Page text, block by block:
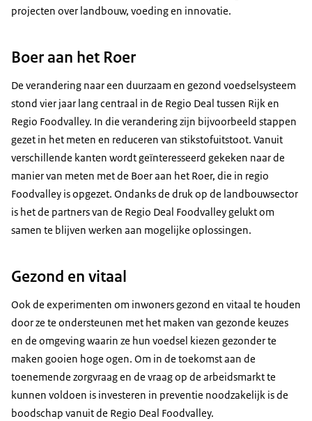
projecten over landbouw, voeding en innovatie.
Boer aan het Roer
De verandering naar een duurzaam en gezond voedselsysteem
stond vier jaar lang centraal in de Regio Deal tussen Rijk en
Regio Foodvalley. In die verandering zijn bijvoorbeeld stappen
gezet in het meten en reduceren van stikstofuitstoot. Vanuit
verschillende kanten wordt geïnteresseerd gekeken naar de
manier van meten met de Boer aan het Roer, die in regio
Foodvalley is opgezet. Ondanks de druk op de landbouwsector
is het de partners van de Regio Deal Foodvalley gelukt om
samen te blijven werken aan mogelijke oplossingen.
Gezond en vitaal
Ook de experimenten om inwoners gezond en vitaal te houden
door ze te ondersteunen met het maken van gezonde keuzes
en de omgeving waarin ze hun voedsel kiezen gezonder te
maken gooien hoge ogen. Om in de toekomst aan de
toenemende zorgvraag en de vraag op de arbeidsmarkt te
kunnen voldoen is investeren in preventie noodzakelijk is de
boodschap vanuit de Regio Deal Foodvalley.